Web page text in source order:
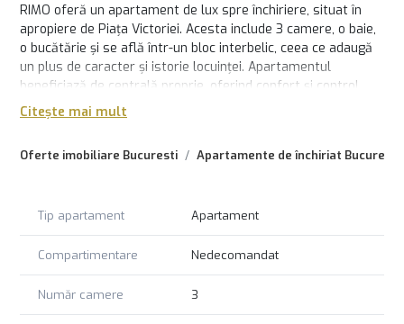
Oferte imobiliare Bucuresti Apartamente de închiriat Bucuresti
RIMO oferă un apartament de lux spre închiriere, situat în
apropiere de Piața Victoriei. Acesta include 3 camere, o baie,
o bucătărie și se află într-un bloc interbelic, ceea ce adaugă
un plus de caracter și istorie locuinței. Apartamentul
beneficiază de centrală proprie, oferind confort și control
asupra temperaturii interioare.
o zonă centrală și elegantă a capitalei, cu acces rapid la
Va asteptam cu drag la o vizionare!
Citește mai mult
Tip apartament Apartament
Compartimentare Nedecomandat
Număr camere 3